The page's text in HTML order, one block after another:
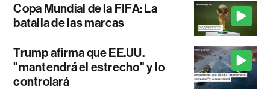
Copa Mundial de la FIFA: La
batalla de las marcas
Trump afirma que EE.UU.
"mantendrá el estrecho" y lo
controlará